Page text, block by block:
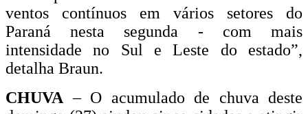
ventos contínuos em vários setores do
Paraná nesta segunda - com mais
intensidade no Sul e Leste do estado”,
detalha Braun.
CHUVA– O acumulado de chuva deste